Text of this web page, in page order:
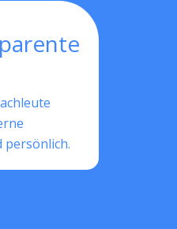
persönlich.